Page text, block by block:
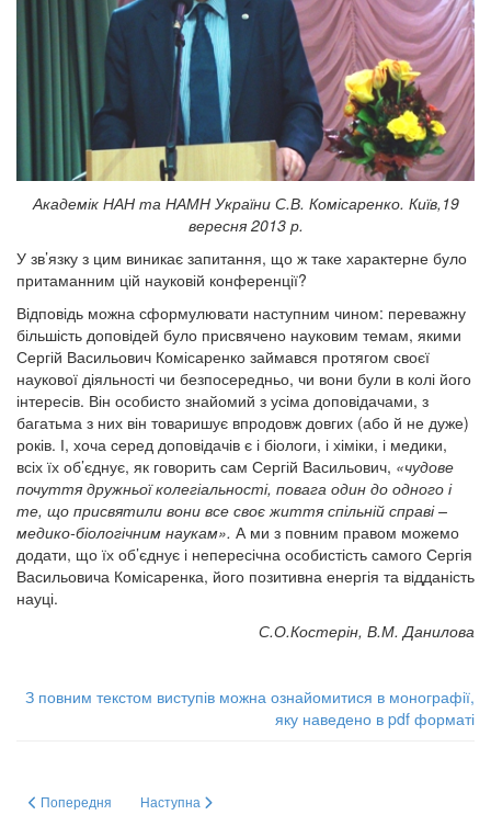
Академік НАН та НАМН України С.В. Комісаренко. Київ,19
вересня 2013 р.
У зв’язку з цим виникає запитання, що ж таке характерне було
притаманним цій науковій конференції?
Відповідь можна сформулювати наступним чином: переважну
більшість доповідей було присвячено науковим темам, якими
Сергій Васильович Комісаренко займався протягом своєї
наукової діяльності чи безпосередньо, чи вони були в колі його
інтересів. Він особисто знайомий з усіма доповідачами, з
багатьма з них він товаришує впродовж довгих (або й не дуже)
років. І, хоча серед доповідачів є і біологи, і хіміки, і медики,
всіх їх об’єднує, як говорить сам Сергій Васильович, «чудове
почуття дружньої колегіальності, повага один до одного і
те, що присвятили вони все своє життя спільній справі –
медико-біологічним наукам». А ми з повним правом можемо
додати, що їх об’єднує і непересічна особистість самого Сергія
Васильовича Комісаренка, його позитивна енергія та відданість
науці.
С.О.Костерін, В.М. Данилова
З повним текстом виступів можна ознайомитися в монографії,
яку наведено в pdf форматі
Попередня стаття: Research Seminar "Molecular Medicine"
Попередня Наступна стаття: Inflammatory chemokines shape the
Наступна